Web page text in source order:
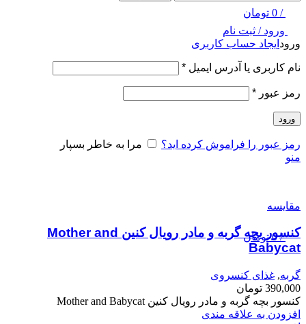
/
0 تومان
ورود / ثبت نام
ورود ایجاد حساب کاربری
نام کاربری یا آدرس ایمیل *
رمز عبور *
ورود
رمز عبور را فراموش کرده اید؟
مرا به خاطر بسپار
منو
/
0 تومان
مقایسه
کنسور بچه گربه و مادر رویال کنین Mother and
Babycat
گربه, غذای کنسروی
390,000 تومان
کنسور بچه گربه و مادر رویال کنین Mother and Babycat
افزودن به علاقه مندی